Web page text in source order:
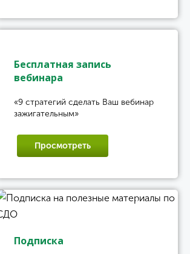
Бесплатная запись
вебинара
«9 стратегий сделать Ваш вебинар
зажигательным»
Просмотреть
Подписка